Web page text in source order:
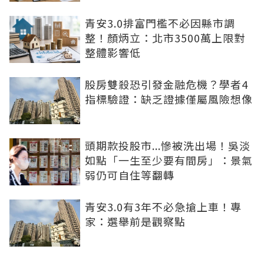
青安3.0排富門檻不必因縣市調
整！顏炳立：北市3500萬上限對
整體影響低
股房雙殺恐引發金融危機？學者4
指標驗證：缺乏證據僅屬風險想像
頭期款投股市...慘被洗出場！吳淡
如點「一生至少要有間房」：景氣
弱仍可自住等翻轉
青安3.0有3年不必急搶上車！專
家：選舉前是觀察點